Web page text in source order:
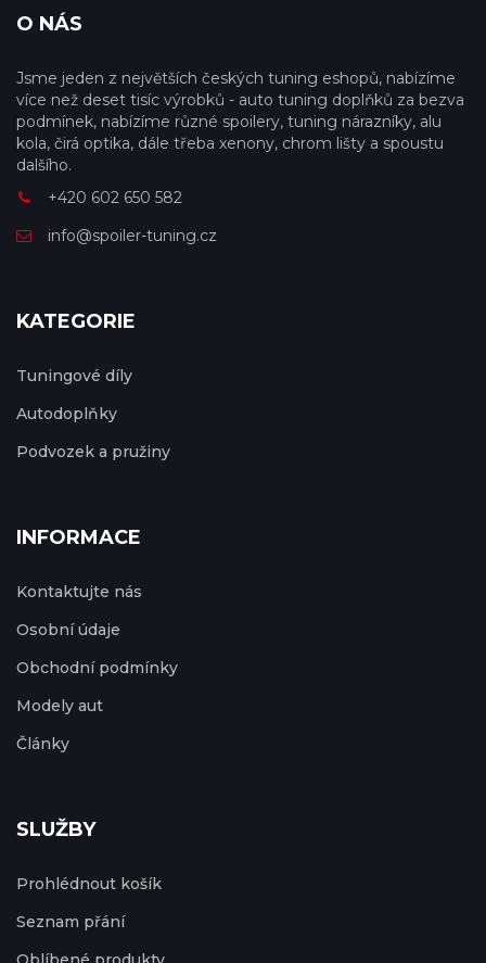
O NÁS
Jsme jeden z největších českých tuning eshopů, nabízíme
více než deset tisíc výrobků - auto tuning doplňků za bezva
podmínek, nabízíme různé spoilery, tuning nárazníky, alu
kola, čirá optika, dále třeba xenony, chrom lišty a spoustu
dalšího.
+420 602 650 582
info@spoiler-tuning.cz
KATEGORIE
Tuningové díly
Autodoplňky
Podvozek a pružiny
INFORMACE
Kontaktujte nás
Osobní údaje
Obchodní podmínky
Modely aut
Články
SLUŽBY
Prohlédnout košík
Seznam přání